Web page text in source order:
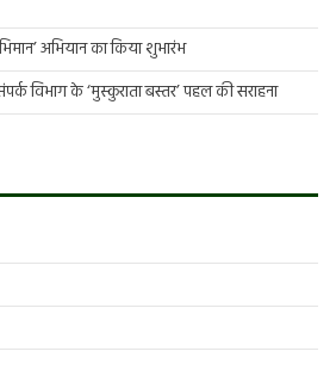
अभियान का किया शुभारंभ
विभाग के ‘मुस्कुराता बस्तर’ पहल की सराहना